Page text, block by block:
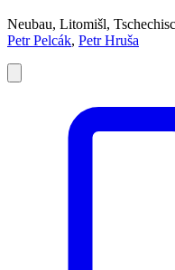
Neubau, Litomišl,
Petr Pelcák, Petr Hruša